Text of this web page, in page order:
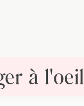
à l'oeil